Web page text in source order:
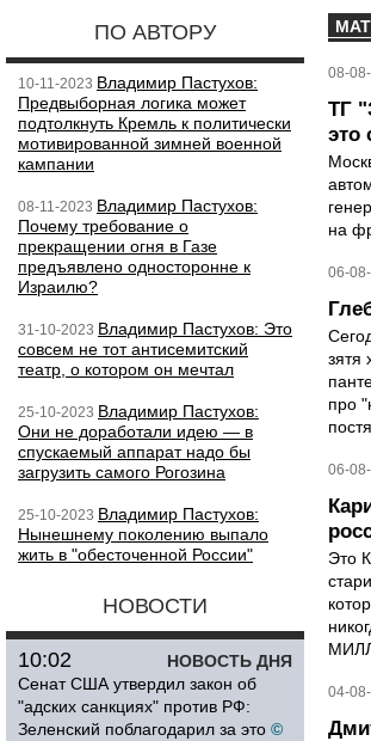
ПО АВТОРУ
10-11-2023 Владимир Пастухов:
Предвыборная логика может
подтолкнуть Кремль к политически
мотивированной зимней военной
кампании
08-11-2023 Владимир Пастухов:
Почему требование о
прекращении огня в Газе
предъявлено односторонне к
Израилю?
31-10-2023 Владимир Пастухов: Это
совсем не тот антисемитский
театр, о котором он мечтал
25-10-2023 Владимир Пастухов:
Они не доработали идею — в
спускаемый аппарат надо бы
загрузить самого Рогозина
25-10-2023 Владимир Пастухов:
Нынешнему поколению выпало
жить в "обесточенной России"
НОВОСТИ
НОВОСТЬ ДНЯ
10:02
Сенат США утвердил закон об
"адских санкциях" против РФ:
Зеленский поблагодарил за это ©
08-
ТГ
это
на
06-
зятя
про
06-
Это
04-